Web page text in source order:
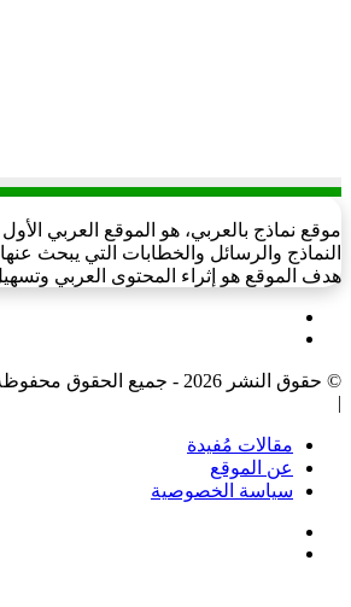
موقع نماذج بالعربي، هو الموقع العربي
النماذج والرسائل والخطابات التي يبحث
هدف الموقع هو إثراء المحتوى العربي
© حقوق النشر 2026 - جميع
|
مقالات مُفيدة
عن الموقع
سياسة الخصوصية